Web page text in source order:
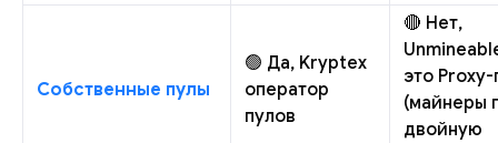
Собственные пулы
🟢 Да, Kryptex
оператор
пулов
🔴 Нет,
это Proxy-
(майнеры
двойную